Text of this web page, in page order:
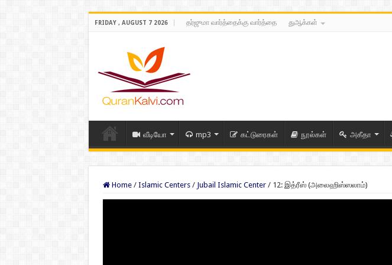
FRIDAY , AUGUST 7 2026 தர்ஜுமா வார்த்தைக்கு வார்த்தை துஆக்கள்
வீடியோ mp3 கட்டுரைகள் நூல்கள் அகீதா
Home / Islamic Centers / Jubail Islamic Center / 12: இத்ரீஸ் (அலைஹிஸ்ஸலாம்)